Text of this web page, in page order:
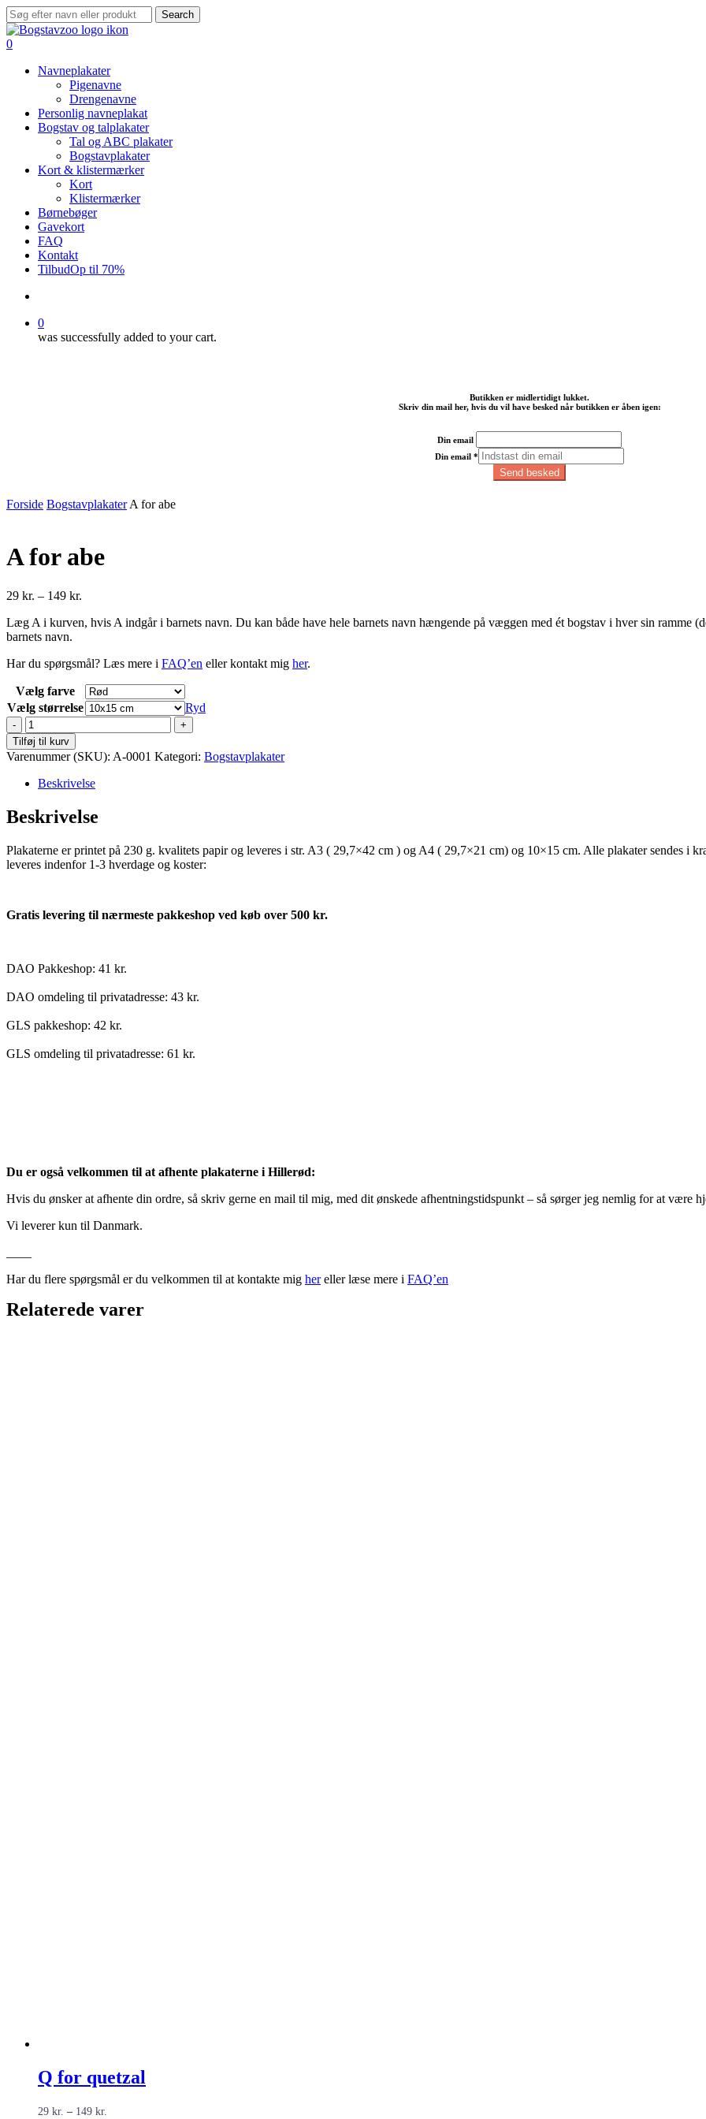
Skip
to
main
Search
Close
Search
search
0
Navneplakater
Pigenavne
Drengenavne
Personlig navneplakat
Bogstav og talplakater
Tal og ABC plakater
Bogstavplakater
Kort & klistermærker
Kort
Klistermærker
Børnebøger
Gavekort
FAQ
Kontakt
TilbudOp til 70%
0
was successfully added to your cart.
Butikken er midlertidigt lukket.
Skriv din mail her, hvis du vil have besked når butikken er åben igen:
Din email
Din email *
Send besked
Forside Bogstavplakater A for abe
A for abe
29 kr. – 149 kr.
til
Læg A i kurven, hvis A indgår i barnets navn. Du kan både have hele barnets navn hængende på væggen med ét bogstav i hver sin ramme
barnets navn.
Har du spørgsmål? Læs mere i FAQ’en eller kontakt mig her.
Vælg farve
Vælg størrelse
Ryd
A
for
abe
antal
Tilføj til kurv
Varenummer (SKU): A-0001 Kategori: Bogstavplakater
Beskrivelse
Beskrivelse
Plakaterne er printet på 230 g. kvalitets papir og leveres i str. A3 ( 29,7×42 cm ) og A4 ( 29,7×21 cm) og 10×15 cm. Alle plakater sendes i
leveres indenfor 1-3 hverdage og koster:
Gratis levering til nærmeste pakkeshop ved køb over 500 kr.
DAO Pakkeshop: 41 kr.
DAO omdeling til privatadresse: 43 kr.
GLS pakkeshop: 42 kr.
GLS omdeling til privatadresse: 61 kr.
Du er også velkommen til at afhente plakaterne i Hillerød:
Hvis du ønsker at afhente din ordre, så skriv gerne en mail til mig, med dit ønskede afhentningstidspunkt – så sørger jeg nemlig for at være
Vi leverer kun til Danmark.
Har du flere spørgsmål er du velkommen til at kontakte mig hereller læse mere i FAQ’en
Relaterede varer
Q for quetzal
29 kr. – 149 kr.